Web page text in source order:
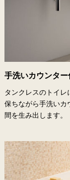
手洗いカウンター
タンクレスのトイ
保ちながら手洗いカ
間を生み出します。